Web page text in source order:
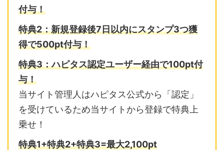
付与！
特典2：新規登録後7日以内にスタンプ3つ獲
得で500pt付与！
特典3：ハピタス認定ユーザー経由で100pt付
与！
当サイト管理人はハピタス公式から「認定」
を受けているため当サイトから登録で特典上
乗せ！
特典1+特典2+特典3=最大2,100pt